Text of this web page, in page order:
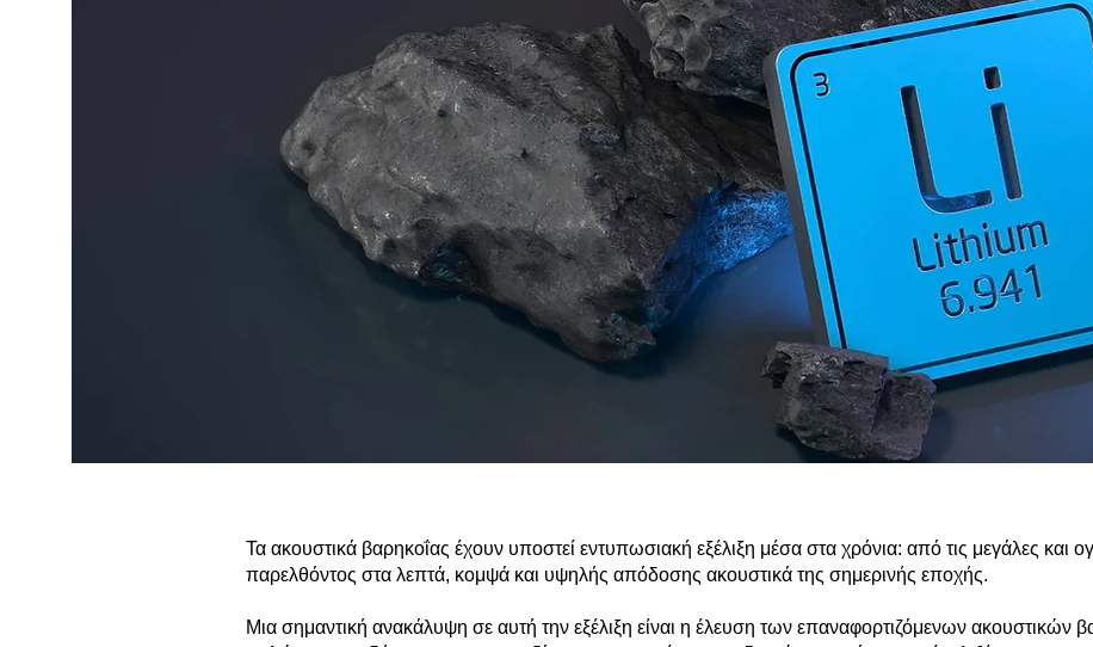
Τα ακουστικά βαρηκοΐας έχουν υποστεί εντυπωσιακή εξέλιξη μέσα στα χρόνια: από τις μεγάλες και
παρελθόντος στα λεπτά, κομψά και υψηλής απόδοσης ακουστικά της σημερινής εποχής.
Μια σημαντική ανακάλυψη σε αυτή την εξέλιξη είναι η έλευση των επαναφορτιζόμενων ακουστικών